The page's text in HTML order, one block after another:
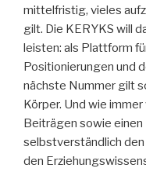
mittelfristig, vieles
gilt. Die KERYKS will
leisten: als Plattform
Positionierungen und
nächste Nummer gilt
Körper. Und wie
Beiträgen sowie einen
selbstverständlich den
den